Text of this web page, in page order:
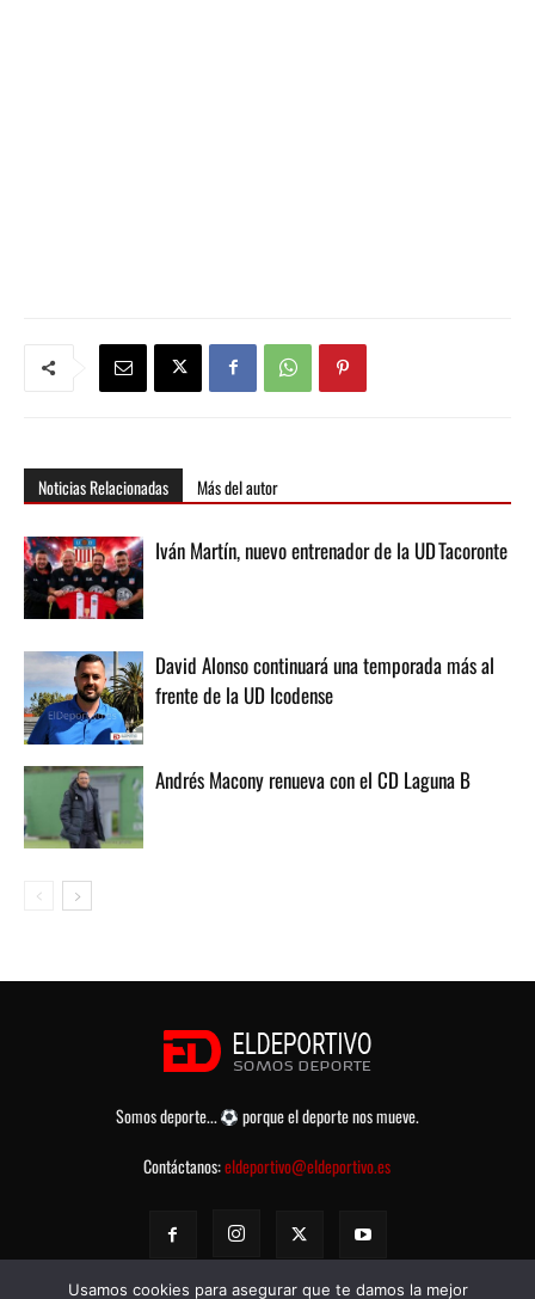
Noticias Relacionadas Más del autor
Iván Martín, nuevo entrenador de la UD Tacoronte
David Alonso continuará una temporada más al
frente de la UD Icodense
Andrés Macony renueva con el CD Laguna B
Somos deporte...
porque el deporte nos mueve.
Contáctanos:eldeportivo@eldeportivo.es
Usamos cookies para asegurar que te damos la mejor